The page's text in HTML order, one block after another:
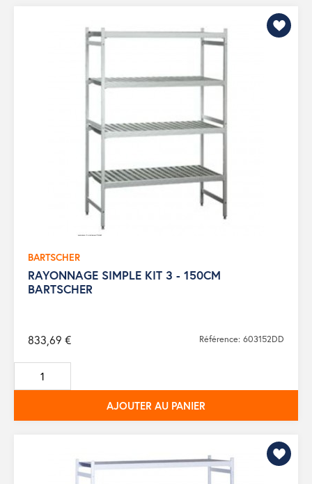
BARTSCHER
RAYONNAGE SIMPLE KIT 3 - 150CM
BARTSCHER
833,69 € Référence: 603152DD
AJOUTER AU PANIER